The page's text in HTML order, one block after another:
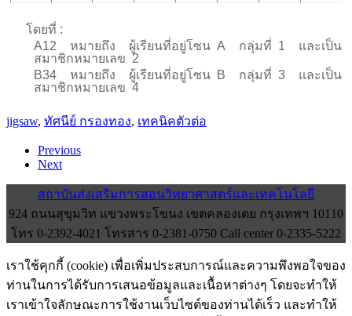
โดยที่ :
A12 หมายถึง ผู้เรียนที่อยู่โซนA กลุ่มที่ 1 และเป็น
สมาชิกหมายเลข 2
B34 หมายถึง ผู้เรียนที่อยู่โซน B กลุ่มที่3 และเป็น
สมาชิกหมายเลข 4
jigsaw, ทัศนีย์ กรองทอง, เทคนิคตัวต่อ
Previous
Next
สถาบันส่งเสริมการสอนวิทยาศาสตร์และเทคโนโลยี
924 ถนนสุขุมวิท แขวงพระโขนง เขตคลองเตย กรุงเทพฯ 10110
โทร 0-2392-4021 โทรสาร 0-2381-0750 Call center 0-2335-5222
เราใช้คุกกี้ (cookie) เพื่อเพิ่มประสบการณ์และความพึงพอใจของ
ท่านในการได้รับการเสนอข้อมูลและเนื้อหาต่างๆ โดยจะทำให้
เราเข้าใจลักษณะการใช้งานเว็บไซต์ของท่านได้เร็ว และทำให้